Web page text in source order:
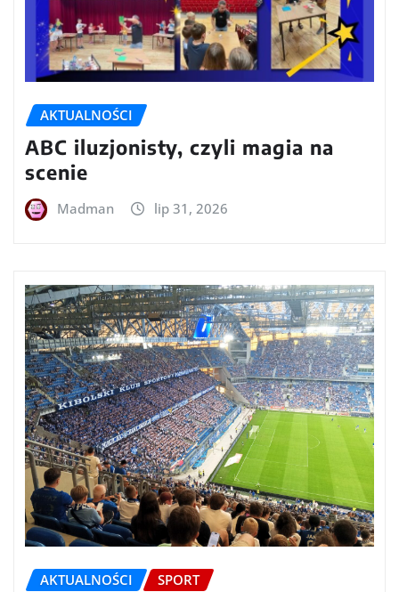
AKTUALNOŚCI
ABC iluzjonisty, czyli magia na
scenie
Madman lip 31, 2026
AKTUALNOŚCI SPORT